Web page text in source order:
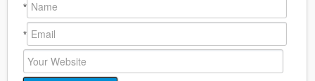
*
*